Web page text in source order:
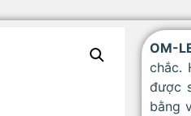
OM-
chắc.
được
bằng